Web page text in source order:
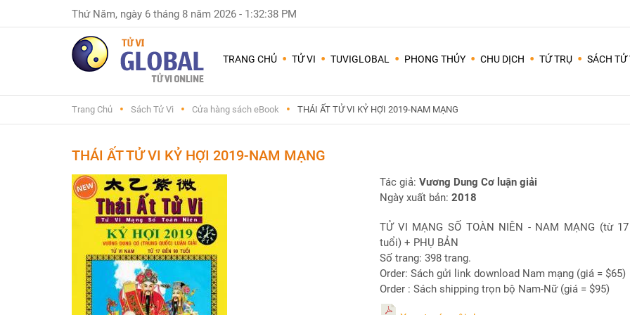
Thứ Năm, ngày 6 tháng 8 năm 2026 - 1:32:39 PM
TRANG CHỦ TỬ VI TUVIGLOBAL PHONG THỦY CHU DỊCH TỨ TRỤ SÁCH TỬ
Trang Chủ Sách Tử Vi Cửa hàng sách eBook THÁI ẤT TỬ VI KỶ HỢI 2019-NAM MẠNG
THÁI ẤT TỬ VI KỶ HỢI 2019-NAM MẠNG
Tác giả:Vương Dung Cơ luận giải
Ngày xuất bản:2018
TỬ VI MẠNG SỐ TOÀN NIÊN - NAM MẠNG (từ
tuổi) + PHỤ BẢN
Số trang: 398 trang.
Order: Sách gửi link download Nam mạng (giá = $65)
Order : Sách shipping trọn bộ Nam-Nữ (giá = $95)
Dùng
Nam